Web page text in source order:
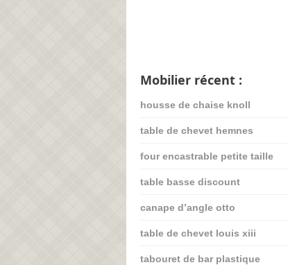
Mobilier récent :
housse de chaise knoll
table de chevet hemnes
four encastrable petite taille
table basse discount
canape d’angle otto
table de chevet louis xiii
tabouret de bar plastique